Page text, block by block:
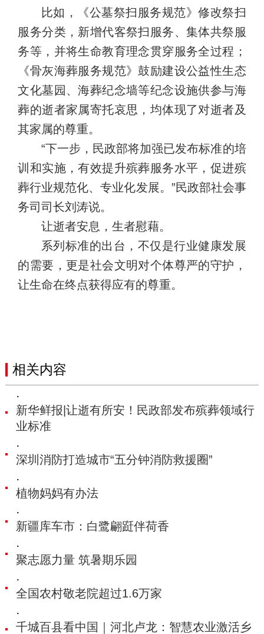
比如，《公墓祭扫服务规范》修改祭扫
服务分类，新增代客祭扫服务、集体共祭服
务等，并将生命教育理念贯穿服务全过程；
《骨灰海葬服务规范》鼓励建设公益性生态
文化墓园、海葬纪念墙等纪念设施供参与海
葬的逝者家属寄托哀思，均体现了对逝者及
其家属的尊重。
“下一步，民政部将加强已发布标准的培
训和实施，有效提升殡葬服务水平，促进殡
葬行业规范化、专业化发展。”民政部社会事
务司司长刘涛说。
让逝者安息，生者慰藉。
系列标准的出台，不仅是行业健康发展
的需要，更是社会文明对个体尊严的守护，
让生命在终点获得应有的尊重。
相关内容
·
新华鲜报|让逝有所安！民政部发布殡葬领域行
业标准
·
深圳消防打造城市“五分钟消防救援圈”
·
植物妈妈有办法
·
新疆库车市：白鹭翩跹伴荷香
·
聚志愿力量 筑暑期乐园
·
全国农村敬老院超过1.6万家
·
千城百县看中国｜河北卢龙：智慧农业激活乡